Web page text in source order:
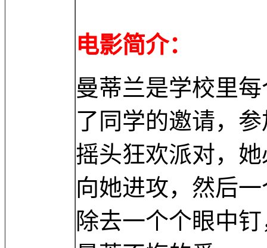
电影简介：
曼蒂兰是学校里
了同学的邀请，
摇头狂欢派对，
向她进攻，然后
除去一个个眼中